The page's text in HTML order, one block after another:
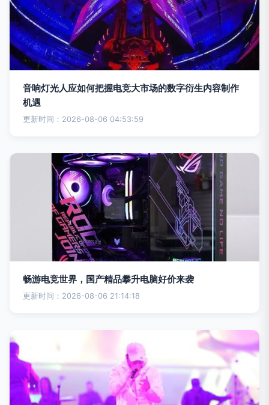
音响灯光人应如何把握电竞大市场的数字衍生内容制作
机遇
更新时间：2026-08-06 04:53:59
畅游电竞世界，国产精品攀升电脑好价来袭
更新时间：2026-08-06 21:14:18